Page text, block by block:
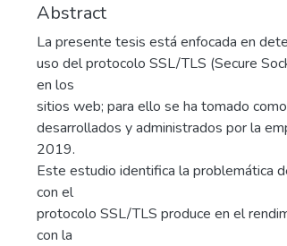
Abstract
La presente tesis está enfocada en
uso del protocolo SSL/TLS (Secure
en los
sitios web; para ello se ha tomado
desarrollados y administrados por la
2019.
Este estudio identifica la problemática
con el
protocolo SSL/TLS produce en el
con la